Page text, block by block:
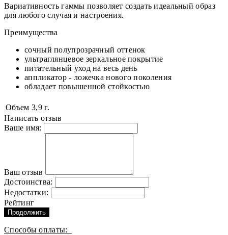
Вариативность гаммы позволяет создать идеальный образ
для любого случая и настроения.
Преимущества
сочный полупрозрачный оттенок
ультраглянцевое зеркальное покрытие
питательный уход на весь день
аппликатор - ложечка нового поколения
обладает повышенной стойкостью
Объем 3,9 г.
Написать отзыв
Ваше имя:
Ваш отзыв
Достоинства:
Недостатки:
Рейтинг
Продолжить
Способы оплаты: